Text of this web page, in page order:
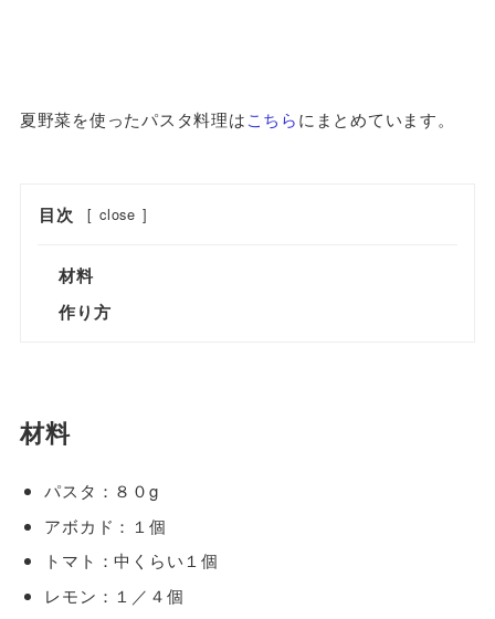
夏野菜を使ったパスタ料理はこちらにまとめています。
目次 [ close ]
材料
作り方
材料
パスタ：８０g
アボカド：１個
トマト：中くらい１個
レモン：１／４個